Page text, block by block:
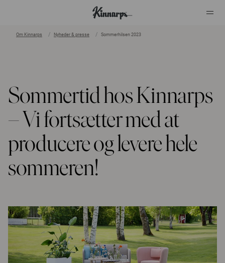
Om Kinnarps Nyheder & presse Sommerhilsen 2023
Sommertid hos Kinnarps
– Vi fortsætter med at
producere og levere hele
sommeren!